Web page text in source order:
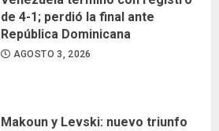
de 4-1; perdió la final ante
República Dominicana
AGOSTO 3, 2026
Makoun y Levski: nuevo triunfo